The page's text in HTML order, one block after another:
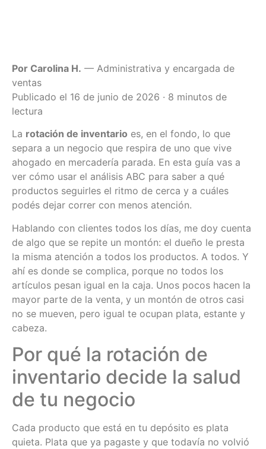
Por Carolina H. — Administrativa y encargada de
ventas
Publicado el 16 de junio de 2026 · 8 minutos de
lectura
La rotación de inventario es, en el fondo, lo que
separa a un negocio que respira de uno que vive
ahogado en mercadería parada. En esta guía vas a
ver cómo usar el análisis ABC para saber a qué
productos seguirles el ritmo de cerca y a cuáles
podés dejar correr con menos atención.
Hablando con clientes todos los días, me doy cuenta
de algo que se repite un montón: el dueño le presta
la misma atención a todos los productos. A todos. Y
ahí es donde se complica, porque no todos los
artículos pesan igual en la caja. Unos pocos hacen la
mayor parte de la venta, y un montón de otros casi
no se mueven, pero igual te ocupan plata, estante y
cabeza.
Por qué la rotación de
inventario decide la salud
de tu negocio
Cada producto que está en tu depósito es plata
quieta. Plata que ya pagaste y que todavía no volvió